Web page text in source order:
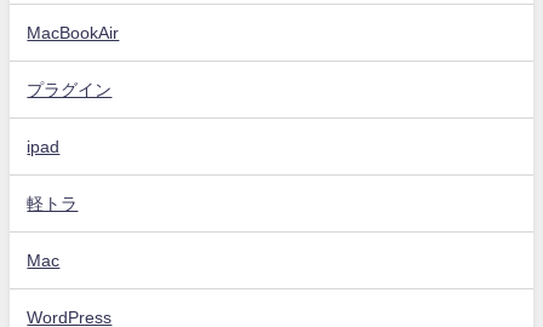
MacBookAir
プラグイン
ipad
軽トラ
Mac
WordPress